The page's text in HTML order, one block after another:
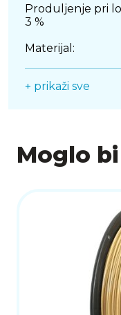
Produljenje pri
3 %
Materijal:
+ prikaži sve
Moglo